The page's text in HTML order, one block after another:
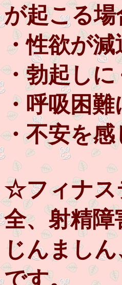
が起こる
・性欲が減
・勃起しに
・呼吸困難
・不安を感
☆フィナス
全、射精障
じんまし
です。